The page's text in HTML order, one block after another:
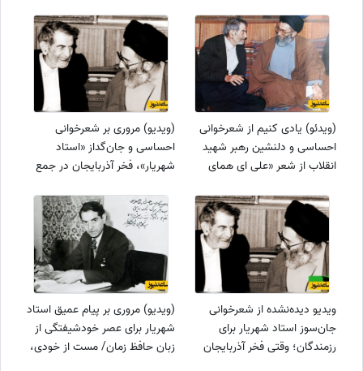
(ویدئو) یادی کنیم از شعرخوانی
احساسی و دلنشین رهبر شهید
انقلاب از شعر «علی ای همای
(ویدیو) مروری بر شعرخوانی
احساسی و جان‌گداز «استاد
شهریار»، فخر آذربایجان در جمع
به همراه بسیج / جاودان کن در
جهان این جلوه و جاه بسیج...
ویدیو دیده‌نشده از شعرخوانی
جان‌سوز استاد شهریار برای
رزمندگان؛ وقتی فخر آذربایجان
(ویدیو) مروری بر پیام عمیق استاد
شهریار برای عصر خودشیفتگی از
زبان حافظ زمان/ مست از خودی،